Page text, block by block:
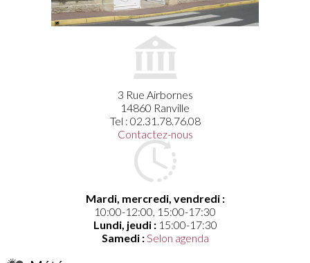
3 Rue Airbornes
14860 Ranville
Tel : 02.31.78.76.08
Contactez-nous
Mardi, mercredi, vendredi :
10:00-12:00, 15:00-17:30
Lundi, jeudi :15:00-17:30
Samedi :Selon agenda